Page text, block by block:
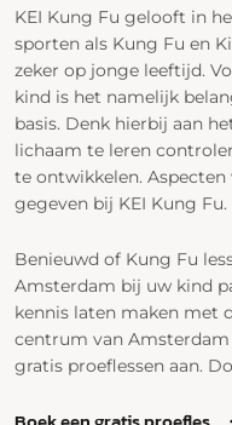
KEI Kung Fu gelooft in
sporten als Kung Fu en
zeker op jonge leeftijd.
kind is het namelijk
basis. Denk hierbij aan
lichaam te leren
te ontwikkelen.
gegeven bij KEI Kung Fu.
Benieuwd of Kung Fu
Amsterdam bij uw kind
kennis laten maken met
centrum van
gratis proeflessen aan.